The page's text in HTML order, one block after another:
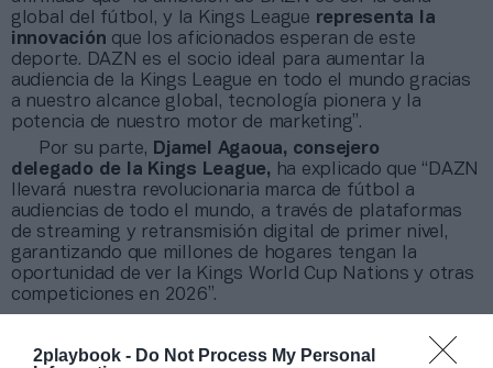
2playbook - Do Not Process My Personal
global del fútbol, ​​y la Kings League representa la
innovación que los aficionados esperan de este
deporte. DAZN es el socio ideal para aumentar la
audiencia de la Kings League en todo el mundo gracias
a nuestro alcance global, tecnología pionera y la
potencia de nuestro motor de marketing”.
Por su parte, Djamel Agaoua, consejero
delegado de la Kings League, ha explicado que “DAZN
llevará nuestra revolucionaria marca de fútbol a
audiencias de todo el mundo, a través de plataformas
de streaming y retransmisión digital de primer nivel,
garantizando que millones de hogares tengan la
oportunidad de ver la Kings World Cup Nations y otras
competiciones en 2026”.
Sobre Intelligence 2P